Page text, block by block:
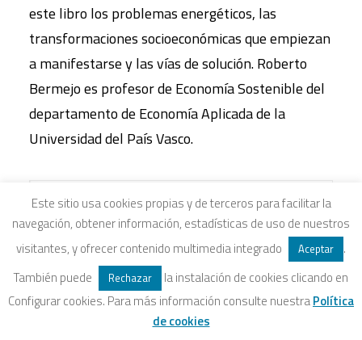
este libro los problemas energéticos, las
transformaciones socioeconómicas que empiezan
a manifestarse y las vías de solución. Roberto
Bermejo es profesor de Economía Sostenible del
departamento de Economía Aplicada de la
Universidad del País Vasco.
Este sitio usa cookies propias y de terceros para facilitar la
navegación, obtener información, estadísticas de uso de nuestros
visitantes, y ofrecer contenido multimedia integrado
Aceptar
.
También puede
Rechazar
la instalación de cookies clicando en
Configurar cookies. Para más información consulte nuestraPolítica
de cookies